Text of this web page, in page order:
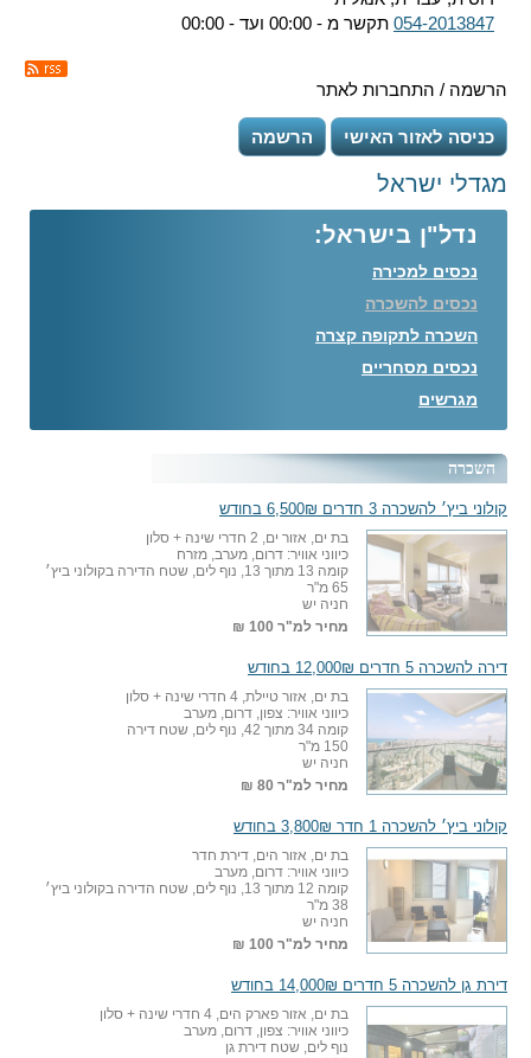
054-2013847 תקשר מ - 00:00 ועד - 00:00
הרשמה / התחברות לאתר
כניסה לאזור האישי הרשמה
מגדלי ישראל
נדל"ן בישראל:
נכסים למכירה
נכסים להשכרה
השכרה לתקופה קצרה
נכסים מסחריים
מגרשים
השכרה
קולוני ביץ׳ להשכרה 3 חדרים 6,500₪ בחודש
בת ים, אזור ים, 2 חדרי שינה + סלון
כיווני אוויר: דרום, מערב, מזרח
קומה 13 מתוך 13, נוף לים, שטח הדירה בקולוני ביץ׳
65 מ"ר
חניה יש
מחיר למ"ר 100 ₪
דירה להשכרה 5 חדרים 12,000₪ בחודש
בת ים, אזור טיילת, 4 חדרי שינה + סלון
כיווני אוויר: צפון, דרום, מערב
קומה 34 מתוך 42, נוף לים, שטח דירה
150 מ"ר
חניה יש
מחיר למ"ר 80 ₪
קולוני ביץ׳ להשכרה 1 חדר 3,800₪ בחודש
בת ים, אזור הים, דירת חדר
כיווני אוויר: דרום, מערב
קומה 12 מתוך 13, נוף לים, שטח הדירה בקולוני ביץ׳
38 מ"ר
חניה יש
מחיר למ"ר 100 ₪
דירת גן להשכרה 5 חדרים 14,000₪ בחודש
בת ים, אזור פארק הים, 4 חדרי שינה + סלון
כיווני אוויר: צפון, דרום, מערב
נוף לים, שטח דירת גן